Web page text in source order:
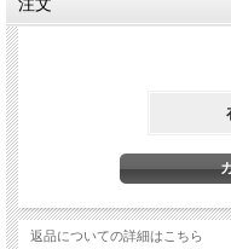
シンプルなシリンダー型のベース
返品についての詳細はこちら